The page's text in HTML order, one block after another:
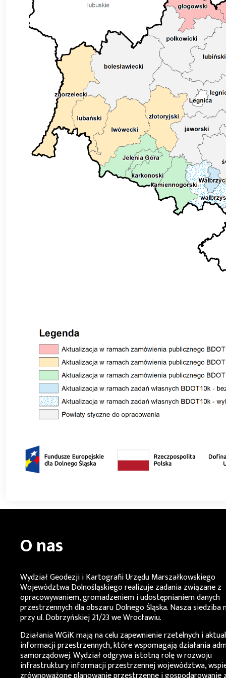
O nas
Wydział Geodezji i Kartografii Urzędu Marszałkowskiego
Województwa Dolnośląskiegorealizuje zadania związane z
opracowywaniem, gromadzeniem i udostępnianiem danych
przestrzennych dla obszaru Dolnego Śląska. Nasza siedziba
przy ul. Dobrzyńskiej 21/23 we Wrocławiu.
DziałaniaWGiKmają na celu zapewnienie rzetelnych i
informacji przestrzennych, które wspomagają działania
samorządowej. Wydział odgrywa istotną rolę w rozwoju
infrastruktury informacji przestrzennej województwa,